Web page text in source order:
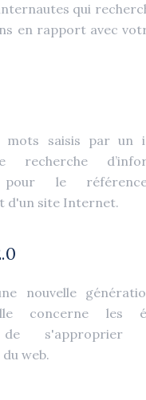
qui
en rapport avec
saisis par un
recherche
pour le
d'un site Internet.
nouvelle
concerne les
s'approprier
web.